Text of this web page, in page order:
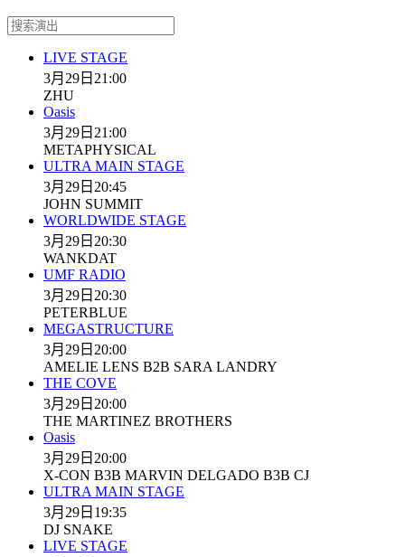
LIVE STAGE
3月29日 21:00
ZHU
Oasis
3月29日 21:00
METAPHYSICAL
ULTRA MAIN STAGE
3月29日 20:45
JOHN SUMMIT
WORLDWIDE STAGE
3月29日 20:30
WANKDAT
UMF RADIO
3月29日 20:30
PETERBLUE
MEGASTRUCTURE
3月29日 20:00
AMELIE LENS B2B SARA LANDRY
THE COVE
3月29日 20:00
THE MARTINEZ BROTHERS
Oasis
3月29日 20:00
X-CON B3B MARVIN DELGADO B3B CJ
ULTRA MAIN STAGE
3月29日 19:35
DJ SNAKE
LIVE STAGE